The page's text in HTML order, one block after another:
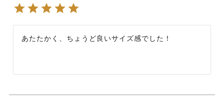
あたたかく、ちょうど良いサイズ感でした！